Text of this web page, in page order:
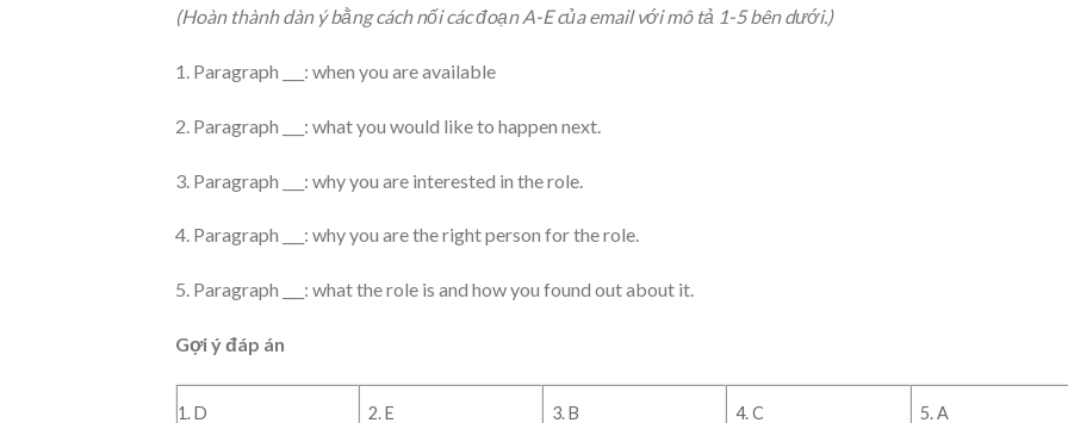
(Hoàn thành dàn ý bằng cách nối các đoạn A-E của email với mô tả 1-5 bên dưới.)
1. Paragraph ___: when you are available
2. Paragraph ___: what you would like to happen next.
3. Paragraph ___: why you are interested in the role.
4. Paragraph ___: why you are the right person for the role.
5. Paragraph ___: what the role is and how you found out about it.
Gợi ý đáp án
1. D 2. E 3. B 4. C 5. A